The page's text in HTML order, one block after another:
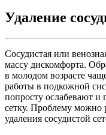
Удаление
Сосудистая или
массу дискомфорта.
в молодом возрасте
работы в подкожной
попросту ослабевают
сетку. Проблему можно
удаления сосудистой